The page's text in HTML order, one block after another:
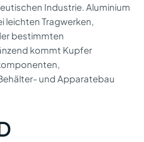
Industrie. Aluminium
leichten Tragwerken,
bestimmten
kommt Kupfer
und Apparatebau